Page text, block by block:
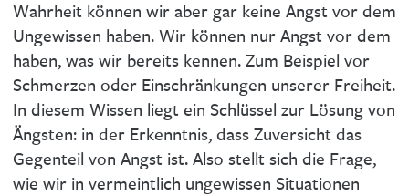
Wahrheit können wir aber gar keine Angst vor dem
Ungewissen haben. Wir können nur Angst vor dem
haben, was wir bereits kennen. Zum Beispiel vor
Schmerzen oder Einschränkungen unserer Freiheit.
In diesem Wissen liegt ein Schlüssel zur Lösung von
Ängsten: in der Erkenntnis, dass Zuversicht das
Gegenteil von Angst ist. Also stellt sich die Frage,
wie wir in vermeintlich ungewissen Situationen